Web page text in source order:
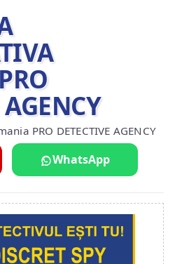
PRO DETECTIVE AGENCY
WhatsApp